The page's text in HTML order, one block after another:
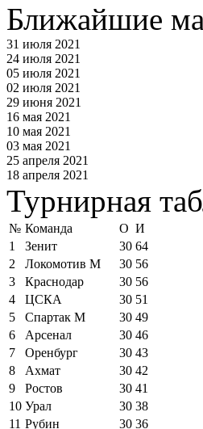
Ближайшие
31 июля 2021
24 июля 2021
05 июля 2021
02 июля 2021
29 июня 2021
16 мая 2021
10 мая 2021
03 мая 2021
25 апреля 2021
18 апреля 2021
Турнирная
№ Команда О И
1
Зенит 30 64
2
Локомотив М 30 56
3
Краснодар 30 56
4
ЦСКА 30 51
5
Спартак М 30 49
6
Арсенал 30 46
7
Оренбург 30 43
8
Ахмат 30 42
9
Ростов 30 41
10 Урал 30 38
11 Рубин 30 36